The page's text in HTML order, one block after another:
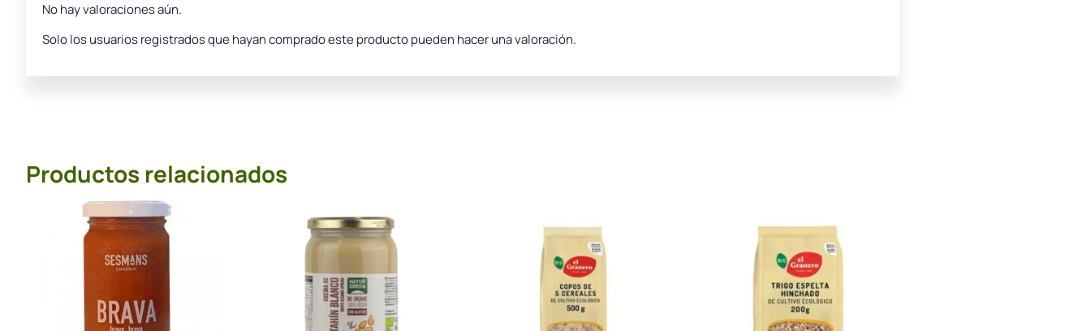
No hay valoraciones aún.
Solo los usuarios registrados que hayan comprado este producto pueden hacer una valoración.
Productos relacionados